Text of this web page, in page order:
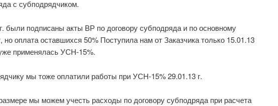
с субподрядчиком.
были подписаны акты ВР по договору субподряда и по основному
но оплата оставшихся 50% Поступила нам от Заказчика только 15.01.13
уже применялась УСН-15%.
мы тоже оплатили работы при УСН-15% 29.01.13 г.
мы можем учесть расходы по договору субподряда при расчета